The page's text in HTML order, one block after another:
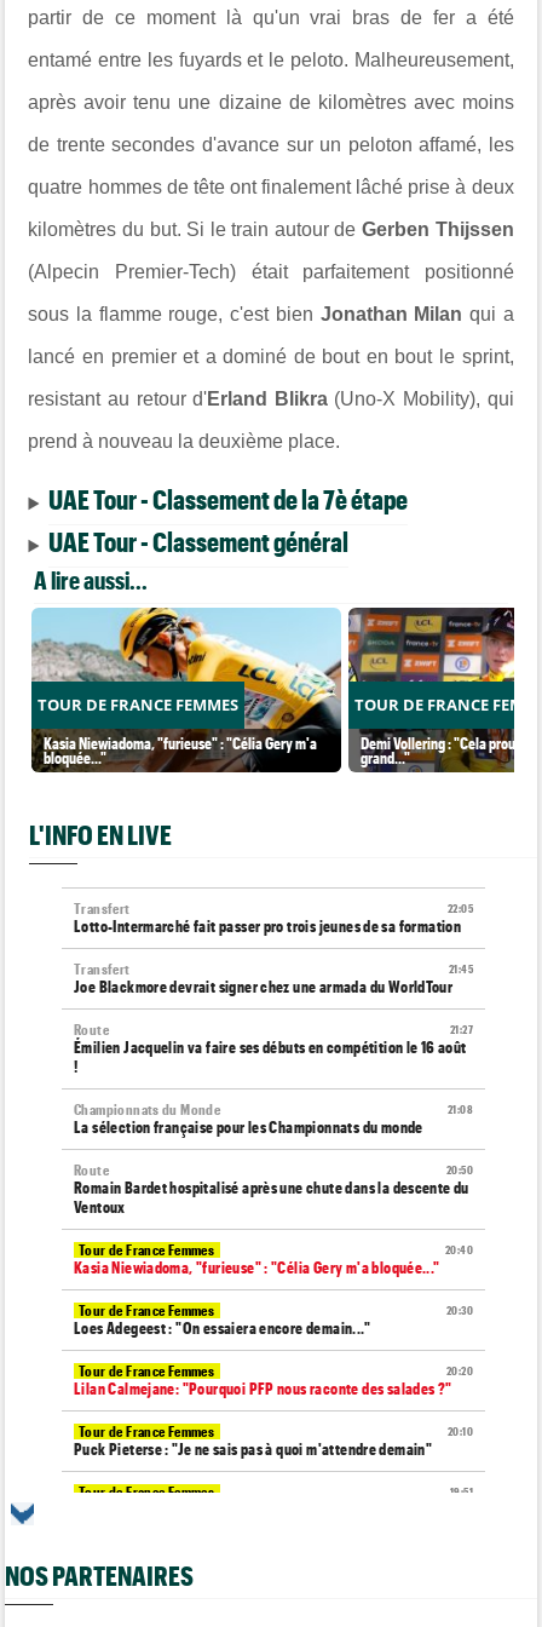
partir de ce moment là qu'un vrai bras de fer a été
entamé entre les fuyards et le peloto. Malheureusement,
après avoir tenu une dizaine de kilomètres avec moins
de trente secondes d'avance sur un peloton affamé, les
quatre hommes de tête ont finalement lâché prise à deux
kilomètres du but. Si le train autour de Gerben Thijssen
(Alpecin Premier-Tech) était parfaitement positionné
sous la flamme rouge, c'est bien Jonathan Milan qui a
lancé en premier et a dominé de bout en bout le sprint,
resistant au retour d'Erland Blikra (Uno-X Mobility), qui
prend à nouveau la deuxième place.
UAE Tour - Classement de la 7è étape
UAE Tour - Classement général
A lire aussi...
TOUR DE FRANCE FEMMES
Kasia Niewiadoma, "furieuse" : "Célia Gery m'a
bloquée..."
TOUR DE FRANCE
Demi Vollering : "Cela prouve
grand..."
L'INFO EN LIVE
22:05
Transfert
Lotto-Intermarché fait passer pro trois jeunes de sa formation
21:45
Transfert
Joe Blackmore devrait signer chez une armada du WorldTour
21:27
Route
Émilien Jacquelin va faire ses débuts en compétition le 16 août
!
21:08
Championnats du Monde
La sélection française pour les Championnats du monde
20:50
Route
Romain Bardet hospitalisé après une chute dans la descente du
Ventoux
20:40
Tour de France Femmes
Kasia Niewiadoma, "furieuse" : "Célia Gery m'a bloquée..."
20:30
Tour de France Femmes
Loes Adegeest : "On essaiera encore demain..."
20:20
Tour de France Femmes
Lilan Calmejane: "Pourquoi PFP nous raconte des salades ?"
20:10
Tour de France Femmes
Puck Pieterse : "Je ne sais pas à quoi m'attendre demain"
19:51
Tour de France Femmes
Felix Gall : "Ma 1ère victoire au général : un accomplissement !"
NOS PARTENAIRES